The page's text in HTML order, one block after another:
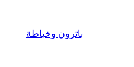
باترون وخياطة